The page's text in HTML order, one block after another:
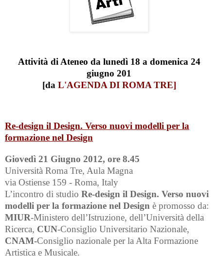
Attività di Ateneo da lunedì 18 a domenica 24
giugno 201
[da L'AGENDA DI ROMA TRE]
Re-design il Design. Verso nuovi modelli per la
formazione nel Design
Giovedì 21 Giugno 2012, ore 8.45
Università Roma Tre, Aula Magna
via Ostiense 159 - Roma, Italy
L’incontro di studio Re-design il Design. Verso nuovi
modelli per la formazione nel Design è promosso da:
MIUR-Ministero dell’Istruzione, dell’Università della
Ricerca, CUN-Consiglio Universitario Nazionale,
CNAM-Consiglio nazionale per la Alta Formazione
Artistica e Musicale.